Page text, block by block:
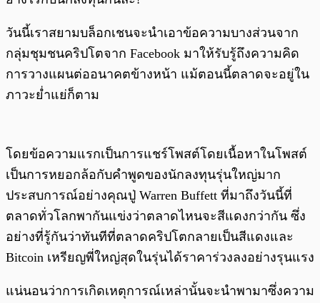
วันนี้เราสยามบล็อกเชนจะนำเอาข้อความบางส่วนจาก
กลุ่มชุมชนคริปโตจาก Facebook มาให้รับรู้ถึงความคิด
การวางแผนต่ออนาคตข้างหน้า แม้ตอนนี้ตลาดจะอยู่ใน
ภาวะย่ำแย่ก็ตาม
โดยข้อความแรกเป็นการแชร์โพสต์โดยเนื้อหาในโพสต์
เป็นการหยอกล้อกับคำพูดของนักลงทุนรุ่นใหญ่มาก
ประสบการณ์อย่างคุณปู่ Warren Buffett ที่มาถึงวันนี้ที่
ตลาดทั่วโลกพากันแข่งว่าตลาดไหนจะสีแดงกว่ากัน ซึ่ง
อย่างที่รู้กันว่าทันทีที่ตลาดคริปโตกลายเป็นสีแดงและ
Bitcoin เหรียญพี่ใหญ่สุดในรุ่นได้ราคาร่วงลงอย่างรุนแรง
แน่นอนว่าการเกิดเหตุการณ์เหล่านั้นจะนำพามาซึ่งความ